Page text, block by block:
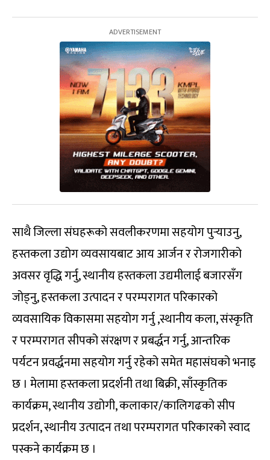
साथै जिल्ला संघहरूको सवलीकरणमा सहयोग पुर्‍याउनु,
हस्तकला उद्योग व्यवसायबाट आय आर्जन र रोजगारीको
अवसर वृद्धि गर्नु, स्थानीय हस्तकला उद्यमीलाई बजारसँग
जोड्नु, हस्तकला उत्पादन र परम्परागत परिकारको
व्यवसायिक विकासमा सहयोग गर्नु ,स्थानीय कला, संस्कृति
र परम्परागत सीपको संरक्षण र प्रबर्द्धन गर्नु, आन्तरिक
पर्यटन प्रवर्द्धनमा सहयोग गर्नु रहेको समेत महासंघको भनाइ
छ । मेलामा हस्तकला प्रदर्शनी तथा बिक्री, साँस्कृतिक
कार्यक्रम, स्थानीय उद्योगी, कलाकार/कालिगढको सीप
प्रदर्शन, स्थानीय उत्पादन तथा परम्परागत परिकारको स्वाद
पस्कने कार्यक्रम छ ।